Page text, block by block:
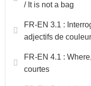
/ It is not a bag
FR-EN 3.1 :
adjectifs de couleur
FR-EN 4.1 :
courtes